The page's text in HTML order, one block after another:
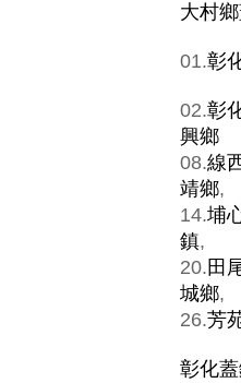
大村
01.彰
02.彰
興鄉
08.線
靖鄉,
14.埔
鎮,
20. 田
城鄉,
26.芳
彰化